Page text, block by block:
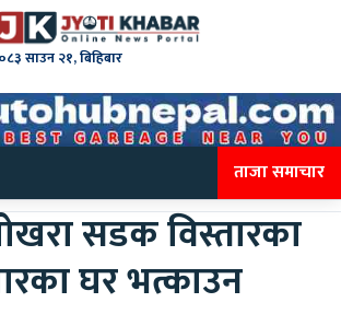
साउन २१, बिहिबार
ताजा समाचार
सडक विस्तारका
घर भत्काउन